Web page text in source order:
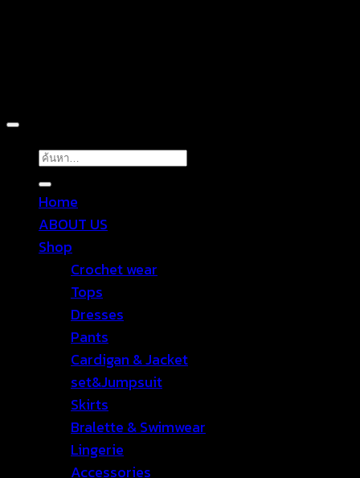
ค้นหา:
Home
ABOUT US
Shop
Crochet wear
Tops
Dresses
Pants
Cardigan & Jacket
set&Jumpsuit
Skirts
Bralette & Swimwear
Lingerie
Accessories